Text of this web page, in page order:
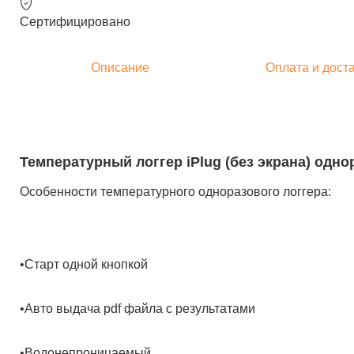
Сертифицировано
Описание Оплата и
Температурный логгер iPlug (без экрана)
Особенности температурного одноразового логгера:
•Старт одной кнопкой
•Авто выдача pdf файла с результатами